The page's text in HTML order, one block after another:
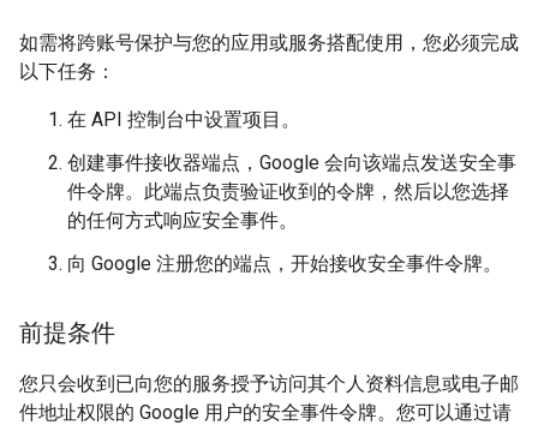
如需将跨账号保护与您的应用或服务搭配使用，您必须完成
以下任务：
在 API 控制台中设置项目。
创建事件接收器端点，Google 会向该端点发送安全事
件令牌。此端点负责验证收到的令牌，然后以您选择
的任何方式响应安全事件。
向 Google 注册您的端点，开始接收安全事件令牌。
前提条件
您只会收到已向您的服务授予访问其个人资料信息或电子邮
件地址权限的 Google 用户的安全事件令牌。您可以通过请